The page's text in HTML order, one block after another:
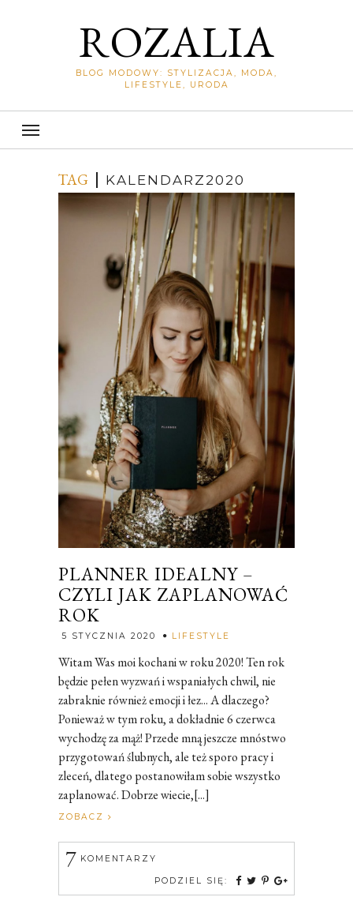
ROZALIA
BLOG MODOWY: STYLIZACJA, MODA,
LIFESTYLE, URODA
TAG KALENDARZ2020
PLANNER IDEALNY –
CZYLI JAK ZAPLANOWAĆ
ROK
5 STYCZNIA 2020 LIFESTYLE
Witam Was moi kochani w roku 2020! Ten rok
będzie pełen wyzwań i wspaniałych chwil, nie
zabraknie również emocji i łez... A dlaczego?
Ponieważ w tym roku, a dokładnie 6 czerwca
wychodzę za mąż! Przede mną jeszcze mnóstwo
przygotowań ślubnych, ale też sporo pracy i
zleceń, dlatego postanowiłam sobie wszystko
zaplanować. Dobrze wiecie,[...]
ZOBACZ
7 KOMENTARZY
PODZIEL SIĘ: